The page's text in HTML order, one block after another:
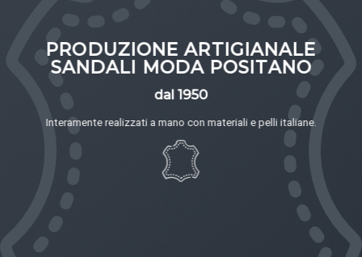
PRODUZIONE ARTIGIANALE
SANDALI MODA POSITANO
dal 1950
Interamente realizzati a mano con materiali e pelli italiane.